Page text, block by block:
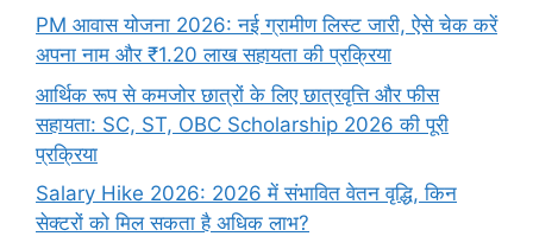
PM आवास योजना 2026: नई ग्रामीण लिस्ट जारी, ऐसे चेक करें
अपना नाम और ₹1.20 लाख सहायता की प्रक्रिया
आर्थिक रूप से कमजोर छात्रों के लिए छात्रवृत्ति और फीस
सहायता: SC, ST, OBC Scholarship 2026 की पूरी
प्रक्रिया
Salary Hike 2026: 2026 में संभावित वेतन वृद्धि, किन
सेक्टरों को मिल सकता है अधिक लाभ?